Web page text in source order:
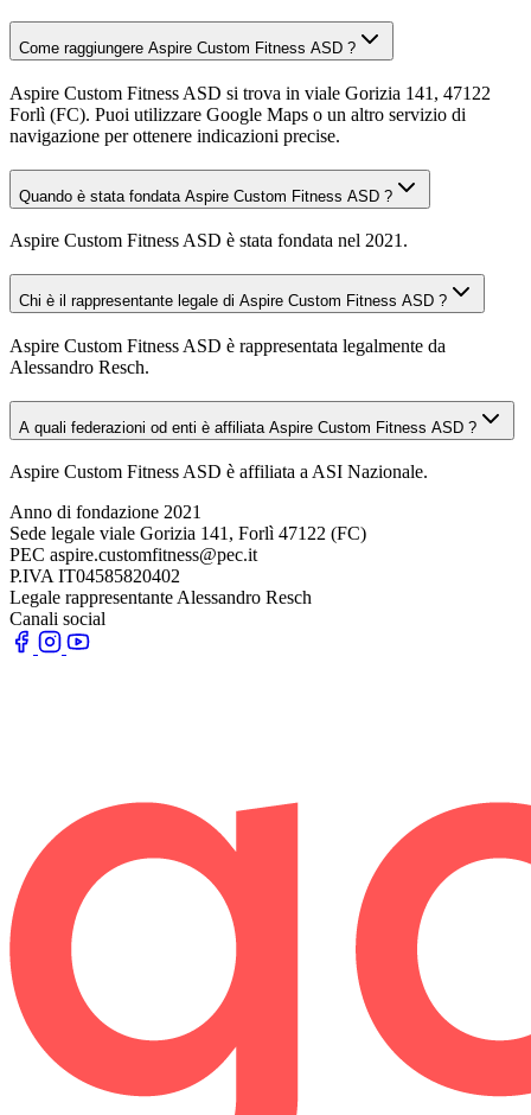
Come raggiungere Aspire Custom Fitness ASD ?
Aspire Custom Fitness ASD si trova in viale Gorizia 141, 47122
Forlì (FC). Puoi utilizzare Google Maps o un altro servizio di
navigazione per ottenere indicazioni precise.
Quando è stata fondata Aspire Custom Fitness ASD ?
Aspire Custom Fitness ASD è stata fondata nel 2021.
Chi è il rappresentante legale di Aspire Custom Fitness ASD ?
Aspire Custom Fitness ASD è rappresentata legalmente da
Alessandro Resch.
A quali federazioni od enti è affiliata Aspire Custom Fitness ASD ?
Aspire Custom Fitness ASD è affiliata a ASI Nazionale.
Anno di fondazione 2021
Sede legale viale Gorizia 141, Forlì 47122 (FC)
PEC aspire.customfitness@pec.it
P.IVA IT04585820402
Legale rappresentante Alessandro Resch
Canali social